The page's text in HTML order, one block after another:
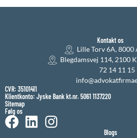
Kontakt os
Lille Torv 6A, 8000
Blegdamsvej 114, 2100
72 14 11 15
CVR: 35101411
Klientkonto: Jyske Bank kt.nr. 5061 1137220
Sitemap
Følg os
Blogs